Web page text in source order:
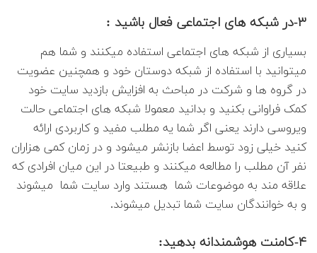
۳-در شبکه های اجتماعی فعال باشید :
بسیاری از شبکه های اجتماعی استفاده میکنند و شما هم
میتوانید با استفاده از شبکه دوستان خود و همچنین عضویت
در گروه ها و شرکت در مباحث به افزایش بازدید سایت خود
کمک فراوانی بکنید و بدانید معمولا شبکه های اجتماعی حالت
ویروسی دارند یعنی اگر شما یه مطلب مفید و کاربردی ارائه
کنید خیلی زود توسط اعضا بازنشر میشود و در زمان کمی هزاران
نفر آن مطلب را مطالعه میکنند و طبیعتا در این میان افرادی که
علاقه مند به موضوعات شما هستند وارد سایت شما میشوند
و به خوانندگان سایت شما تبدیل میشوند.
۴-کامنت هوشمندانه بدهید: